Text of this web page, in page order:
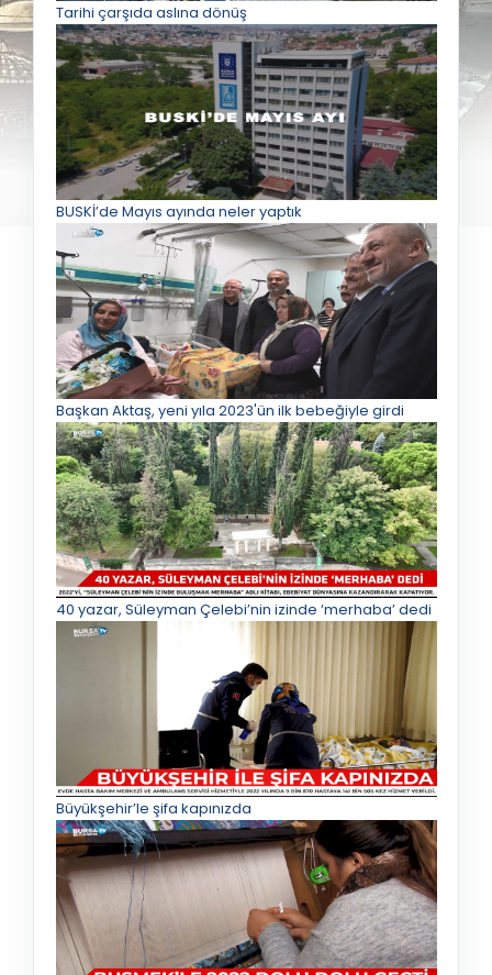
Tarihi çarşıda aslına dönüş
BUSKİ’de Mayıs ayında neler yaptık
Başkan Aktaş, yeni yıla 2023'ün ilk bebeğiyle girdi
40 yazar, Süleyman Çelebi’nin izinde ‘merhaba’ dedi
Büyükşehir’le şifa kapınızda